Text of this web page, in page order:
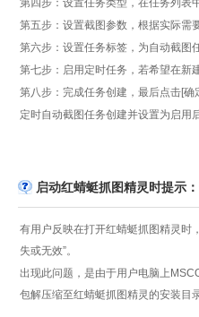
第四步：设置任务类型，在任务列表
第五步：设置截图参数，根据实际需
第六步：设置任务标签，为自动截图
第七步：启用定时任务，若希望在新
第八步：完成任务创建，最后点击[确
定时自动截图任务创建并设置为启用
启动红蜻蜓抓图精灵时提示
有用户反映在打开红蜻蜓抓图精灵时
失或无效”。
出现此问题，是由于用户电脑上
包解压缩至红蜻蜓抓图精灵的安装目